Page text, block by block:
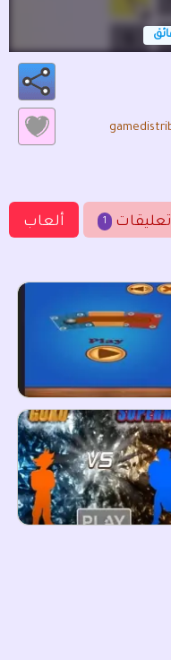
ألعاب 1 تعليقات